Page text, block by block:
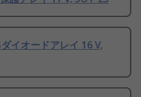
イオードアレイ 16 V,